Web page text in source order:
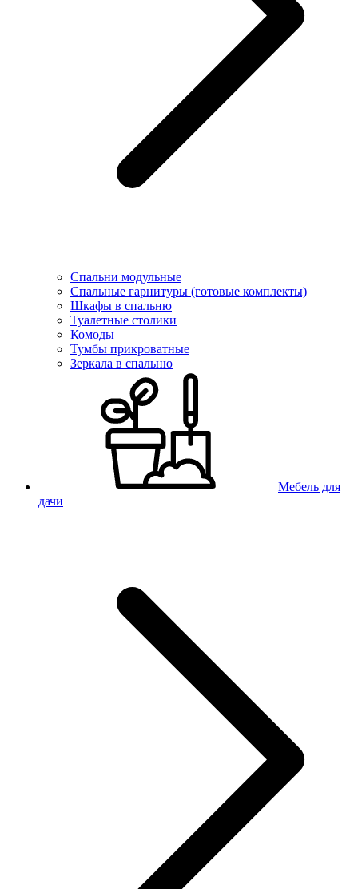
Спальни модульные
Спальные гарнитуры (готовые комплекты)
Шкафы в спальню
Туалетные столики
Комоды
Тумбы прикроватные
Зеркала в спальню
Мебель для
дачи